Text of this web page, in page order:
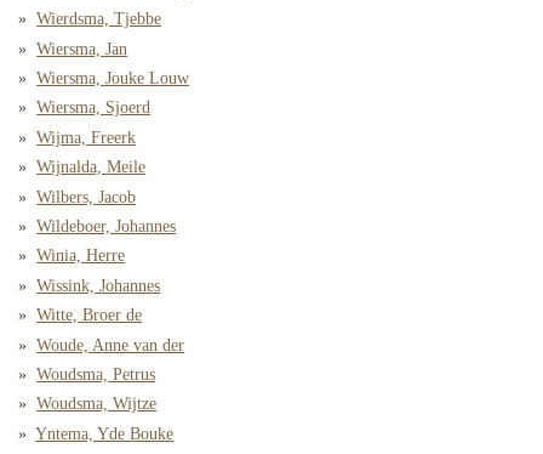
Wierdsma, Tjebbe
Wiersma, Jan
Wiersma, Jouke Louw
Wiersma, Sjoerd
Wijma, Freerk
Wijnalda, Meile
Wilbers, Jacob
Wildeboer, Johannes
Winia, Herre
Wissink, Johannes
Witte, Broer de
Woude, Anne van der
Woudsma, Petrus
Woudsma, Wijtze
Yntema, Yde Bouke